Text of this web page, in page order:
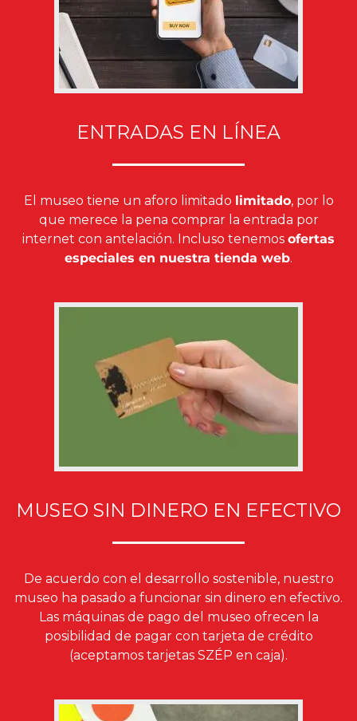
ENTRADAS EN LÍNEA
El museo tiene un aforo limitado limitado, por lo
que merece la pena comprar la entrada por
internet con antelación. Incluso tenemos ofertas
especiales en nuestra tienda web.
MUSEO SIN DINERO EN EFECTIVO
De acuerdo con el desarrollo sostenible, nuestro
museo ha pasado a funcionar sin dinero en efectivo.
Las máquinas de pago del museo ofrecen la
posibilidad de pagar con tarjeta de crédito
(aceptamos tarjetas SZÉP en caja).